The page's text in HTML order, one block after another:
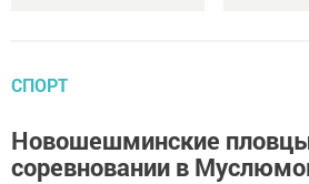
СПОРТ
Новошешминские
соревновании в